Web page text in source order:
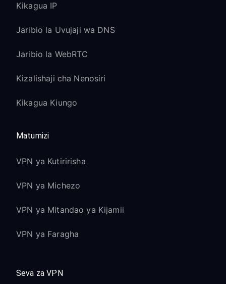
Kikagua IP
Jaribio la Uvujaji wa DNS
Jaribio la WebRTC
Kizalishaji cha Nenosiri
Kikagua Kiungo
Matumizi
VPN ya Kutiririsha
VPN ya Michezo
VPN ya Mitandao ya Kijamii
VPN ya Faragha
Seva za VPN